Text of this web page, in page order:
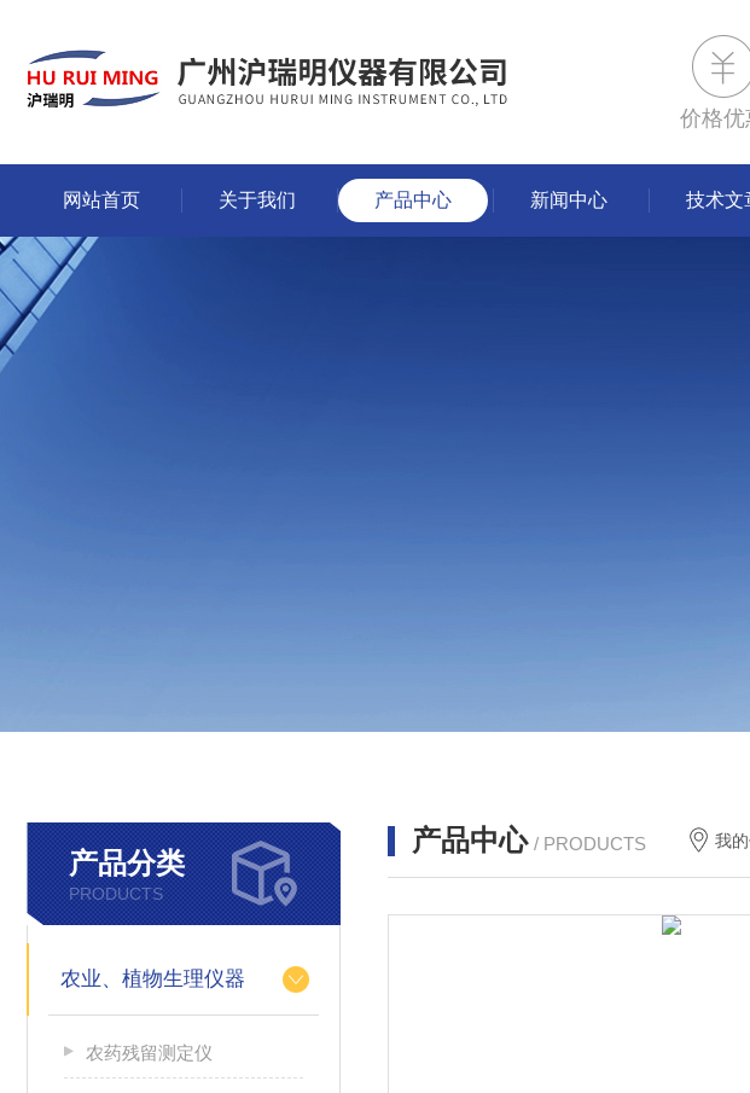
价格优
网站首页 关于我们 产品中心 新闻中心 技术文
产品分类
PRODUCTS
农业、植物生理仪器
农药残留测定仪
产品中心 / PRODUCTS 我